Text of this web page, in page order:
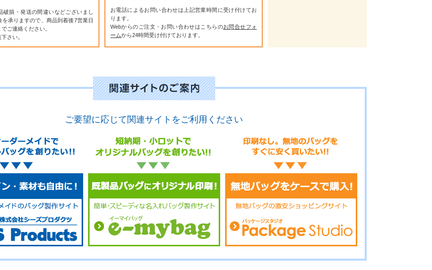
破損・発送の間違いなどございまし
承りますので、商品到着後7営業日
ご連絡ください。
さい。
お電話によるお問い合わせは上記営業時間に受け付けてお
ります。
Webからのご注文・お問い合わせはこちらのお問合せフォ
ームから24時間受け付けております。
ご要望に応じて関連サイトをご利用ください